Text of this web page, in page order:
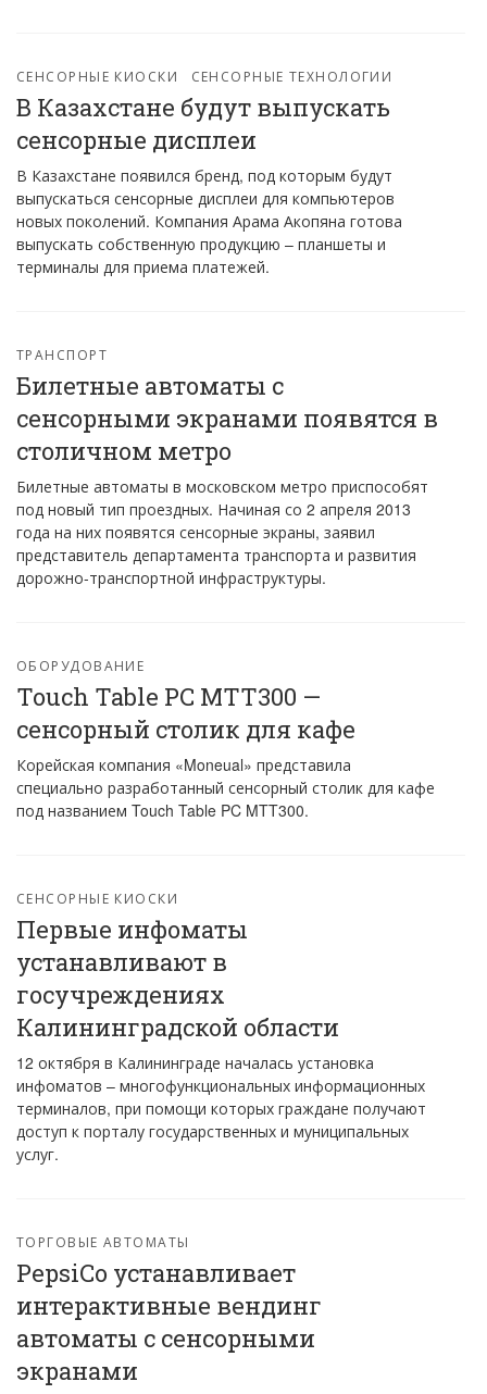
СЕНСОРНЫЕ КИОСКИ СЕНСОРНЫЕ ТЕХНОЛОГИИ
В Казахстане будут выпускать
сенсорные дисплеи
В Казахстане появился бренд, под которым будут
выпускаться сенсорные дисплеи для компьютеров
новых поколений. Компания Арама Акопяна готова
выпускать собственную продукцию – планшеты и
терминалы для приема платежей.
ТРАНСПОРТ
Билетные автоматы с
сенсорными экранами появятся в
столичном метро
Билетные автоматы в московском метро приспособят
под новый тип проездных. Начиная со 2 апреля 2013
года на них появятся сенсорные экраны, заявил
представитель департамента транспорта и развития
дорожно-транспортной инфраструктуры.
ОБОРУДОВАНИЕ
Touch Table PC MTT300 —
сенсорный столик для кафе
Корейская компания «Moneual» представила
специально разработанный сенсорный столик для кафе
под названием Touch Table PC MTT300.
СЕНСОРНЫЕ КИОСКИ
Первые инфоматы
устанавливают в
госучреждениях
Калининградской области
12 октября в Калининграде началась установка
инфоматов – многофункциональных информационных
терминалов, при помощи которых граждане получают
доступ к порталу государственных и муниципальных
услуг.
ТОРГОВЫЕ АВТОМАТЫ
PepsiCo устанавливает
интерактивные вендинг
автоматы с сенсорными
экранами